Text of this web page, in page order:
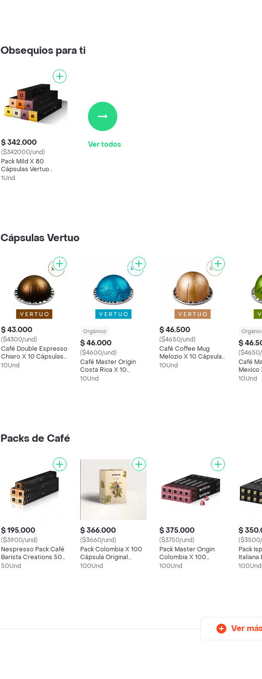
Obsequios para ti
$ 342.000
($342000/und)
Pack Mild X 80
Cápsulas Vertuo
Nespresso
1Und
Ver todos
Cápsulas Vertuo
$ 43.000
($4300/und)
Café Double Espresso
Chiaro X 10 Cápsulas
Vertuo Nespresso
10Und
Orgánico
$ 46.000
($4600/und)
Café Master Origin
Costa Rica X 10
Cápsulas Vertuo
10Und
$ 46.500
($4650/und)
Café Coffee Mug
Melozio X 10 Cápsulas
Vertuo Nespresso
10Und
$
Café
Mexico
Vertuo
10Und
Packs de Café
$ 195.000
($3900/und)
Nespresso Pack Café
Barista Creations 50
Cápsulas
50Und
$ 366.000
($3660/und)
Pack Colombia X 100
Cápsula Original
Nespresso
100Und
$ 375.000
($3750/und)
Pack Master Origin
Colombia X 100
Cápsulas De Café
100Und
$
Pack
Italiana
100
100Und
Ver